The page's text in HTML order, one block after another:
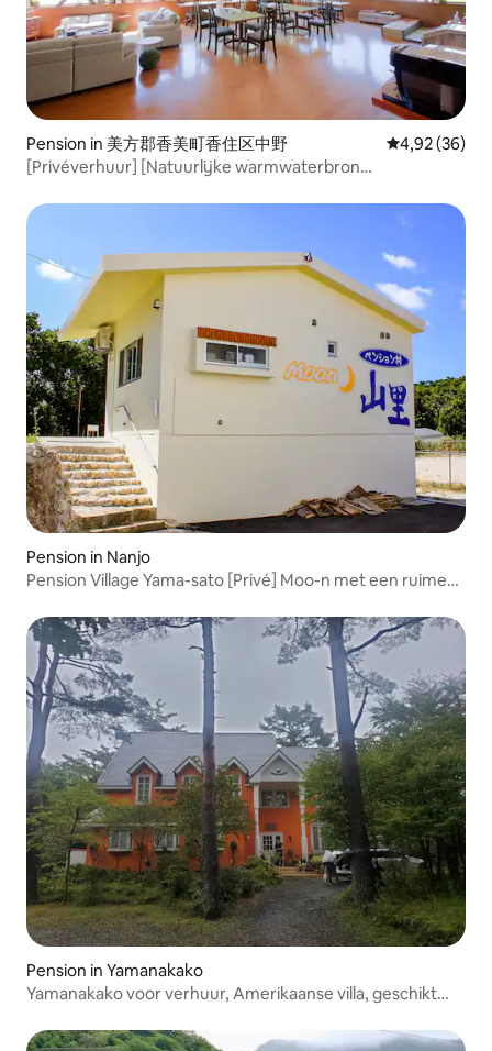
Pension in 美方郡香美町香住区中野 Gemiddelde
4,92 (36)
[Privéverhuur] [Natuurlijke warmwaterbron
m² vrije ruimte!
Pension in Nanjo
Pension Village Yama-sato [Privé] Moo-n met een ruime
Pension in Yamanakako
Yamanakako voor verhuur, Amerikaanse villa, geschikt